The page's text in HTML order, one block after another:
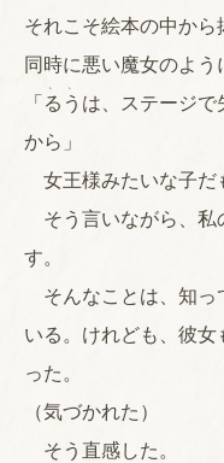
それこそ絵本の中から
同時に悪い魔女のよう
「るう
、、
は、ステージで
から」
女王様みたいな子だ
そう言いながら、私
す。
そんなことは、知っ
いる。けれども、彼
った。
（気づかれた）
そう直感した。